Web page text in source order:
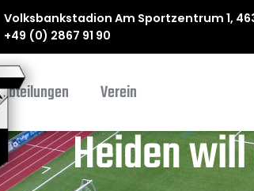
Volksbankstadion Am Sportzentrum 1,
+49 (0) 2867 91 90
Abteilungen Verein
Heiden